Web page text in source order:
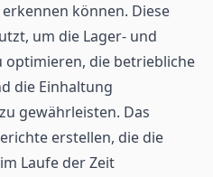
können. Diese
um die Lager- und
die betriebliche
die Einhaltung
gewährleisten. Das
erstellen, die die
Laufe der Zeit